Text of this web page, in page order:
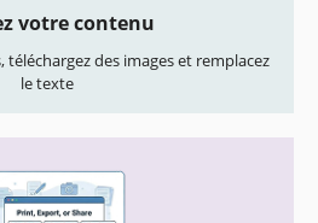
votre contenu
téléchargez des images et remplacez
le texte